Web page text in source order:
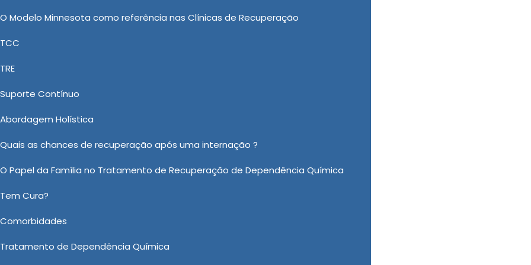
O Modelo Minnesota como referência nas Clínicas de Recuperação
TCC
TRE
Suporte Contínuo
Abordagem Holística
Quais as chances de recuperação após uma internação ?
O Papel da Família no Tratamento de Recuperação de Dependência Química
Tem Cura?
Comorbidades
Tratamento de Dependência Química
Bradesco Saúde
Bradesco Saúde em Salto de Pirapora de maior
com a New New Clinica Vida Nova que, proporciona,
Quimica, Clinica de Recuperação de Alcoólatras e Clínica Psiquiátrica Bradesco Saúde com a
positiva das demais empresas de Clínica de Saúde. A New New Clinica Vida Nova disponibiliza
de sucesso.
Clínica Psiquiátrica Bradesco Saúde em Salto de Pirapora?